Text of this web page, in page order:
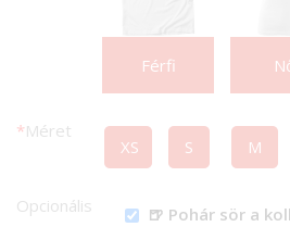
Férfi
*Méret
XS S M
Opcionális
🍺 Pohár sör a